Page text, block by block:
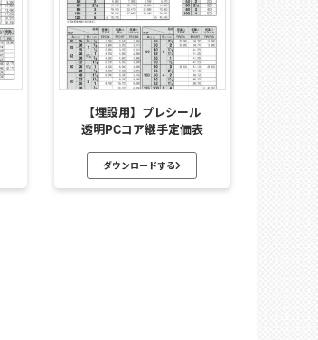
【埋設用】プレシール
透明PCコア継手定価表
ダウンロードする